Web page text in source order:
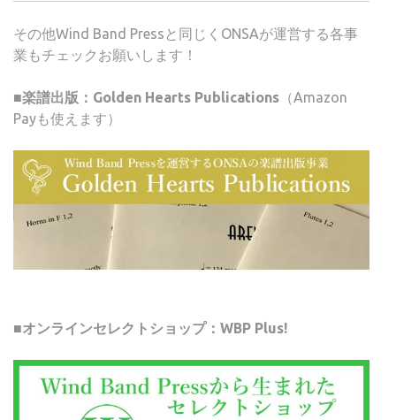
その他Wind Band Pressと同じくONSAが運営する各事
業もチェックお願いします！
■楽譜出版：Golden Hearts Publications （Amazon
Payも使えます）
■オンラインセレクトショップ：WBP Plus!